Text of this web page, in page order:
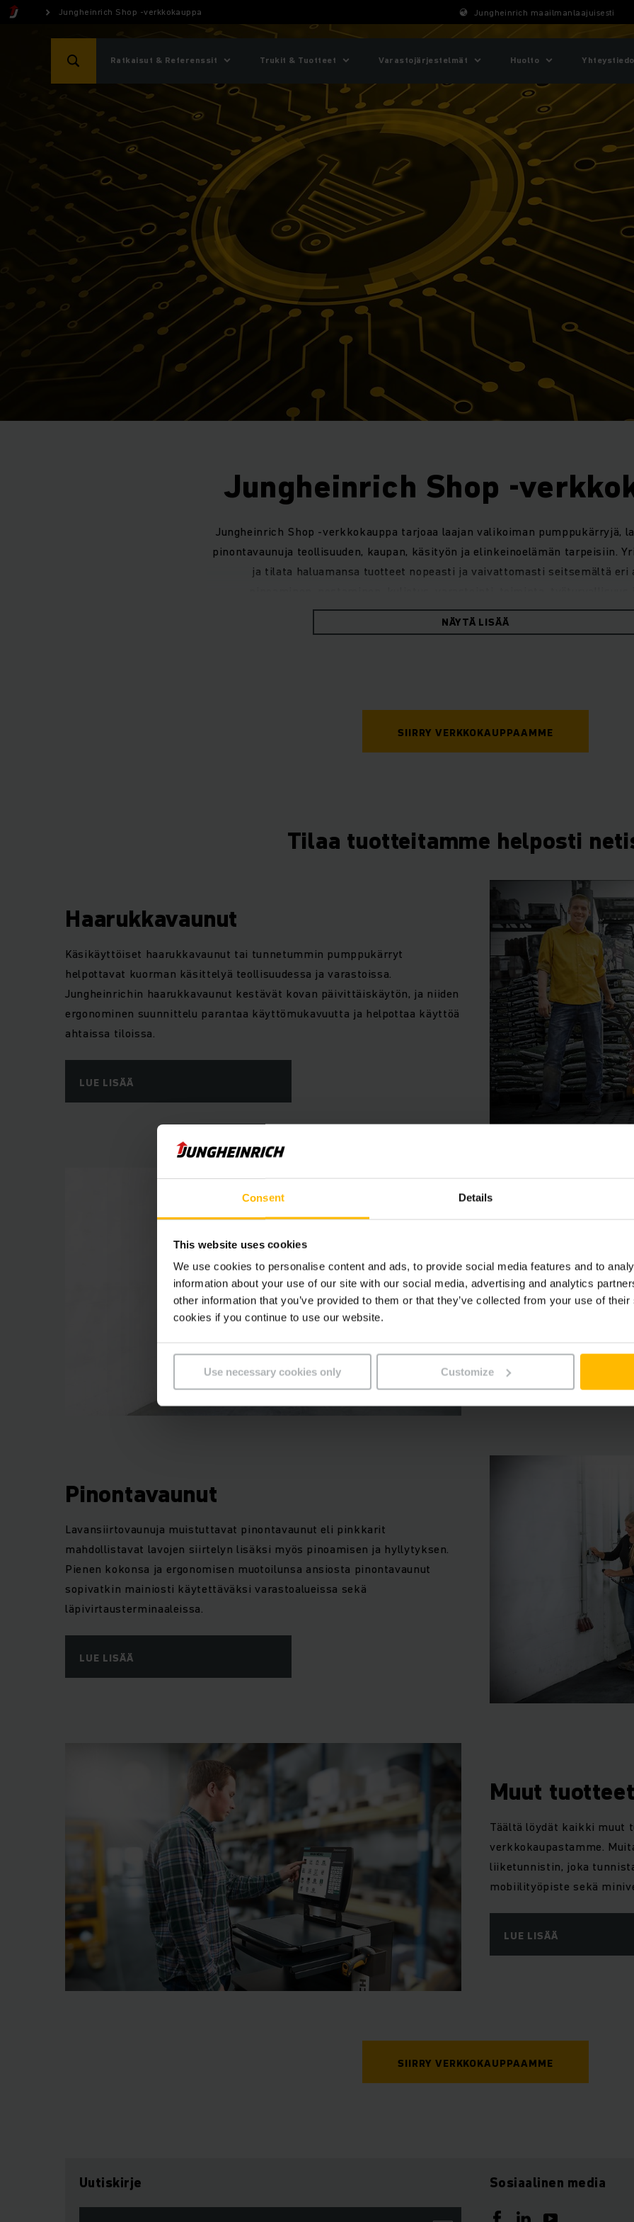
Consent Details
This website uses cookies
We use cookies to personalise content and ads, to provide social media features and to
information about your use of our site with our social media, advertising and analytics
other information that you’ve provided to them or that they’ve collected from your use of
cookies if you continue to use our website.
Use necessary cookies only Customize
Jungheinrich Shop -verkkokauppa Jungheinrich maailmanlaajuisesti
Ratkaisut & Referenssit Trukit & Tuotteet Varastojärjestelmät Huolto
Jungheinrich Shop -
Jungheinrich Shop -verkkokauppa tarjoaa laajan valikoiman pumppukärryjä,
pinontavaunuja teollisuuden, kaupan, käsityön ja elinkeinoelämän tarpeisiin.
ja tilata haluamansa tuotteet nopeasti ja vaivattomasti seitsemältä eri
NÄYTÄ LISÄÄ
SIIRRY VERKKOKAUPPAAMME
Tilaa tuotteitamme helposti
Haarukkavaunut
Käsikäyttöiset haarukkavaunut tai tunnetummin pumppukärryt
helpottavat kuorman käsittelyä teollisuudessa ja varastoissa.
Jungheinrichin haarukkavaunut kestävät kovan päivittäiskäytön, ja niiden
ergonominen suunnittelu parantaa käyttömukavuutta ja helpottaa käyttöä
ahtaissa tiloissa.
LUE LISÄÄ
mukaisesti lavojen
pääsääntöisesti
lastaaminen ja purku
LUE LISÄÄ
Pinontavaunut
Lavansiirtovaunuja muistuttavat pinontavaunut eli pinkkarit
mahdollistavat lavojen siirtelyn lisäksi myös pinoamisen ja hyllytyksen.
Pienen kokonsa ja ergonomisen muotoilunsa ansiosta pinontavaunut
sopivatkin mainiosti käytettäväksi varastoalueissa sekä
läpivirtausterminaaleissa.
LUE LISÄÄ
Muut
Täältä löydät kaikki muut
verkkokaupastamme.
liiketunnistin, joka
mobiilityöpiste sekä
LUE LISÄÄ
SIIRRY VERKKOKAUPPAAMME
Uutiskirje Sosiaalinen media